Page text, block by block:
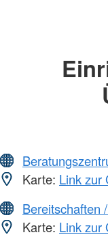
Karte: Link zur
Bereitschaften
Karte: Link zur